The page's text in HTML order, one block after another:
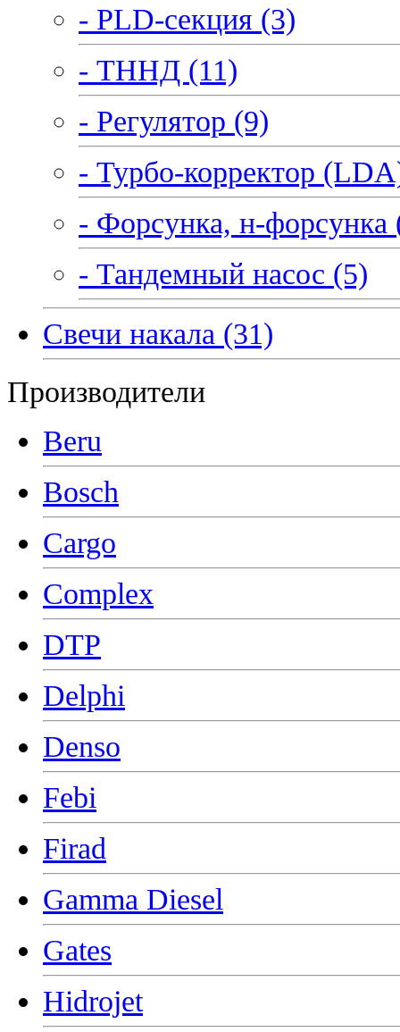
- PLD-секция (3)
- ТННД (11)
- Регулятор (9)
- Турбо-корректор
- Форсунка, н-форсунка
- Тандемный насос (5)
Свечи накала (31)
Производители
Beru
Bosch
Cargo
Complex
DTP
Delphi
Denso
Febi
Firad
Gamma Diesel
Gates
Hidrojet